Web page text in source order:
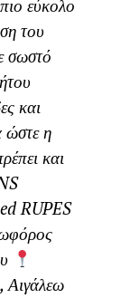
πιο εύκολο
του
σωστό
και
ώστε η
και
RUPES